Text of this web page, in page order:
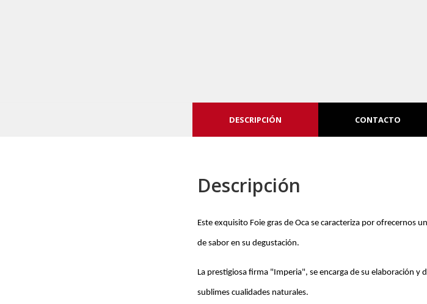
DESCRIPCIÓN CONTACTO
Descripción
Este exquisito Foie gras de Oca se caracteriza por ofrecernos
de sabor en su degustación.
La prestigiosa firma "Imperia", se encarga de su elaboración y
sublimes cualidades naturales.